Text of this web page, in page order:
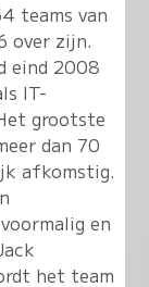
teams van
over zijn.
eind 2008
IT-
grootste
dan 70
afkomstig.
en
het team